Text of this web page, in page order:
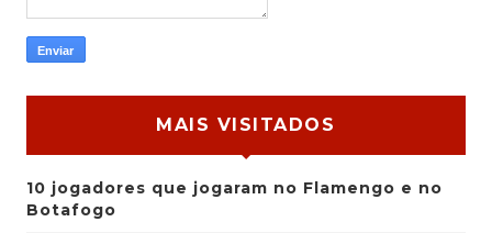
MAIS VISITADOS
10 jogadores que jogaram no Flamengo e no
Botafogo